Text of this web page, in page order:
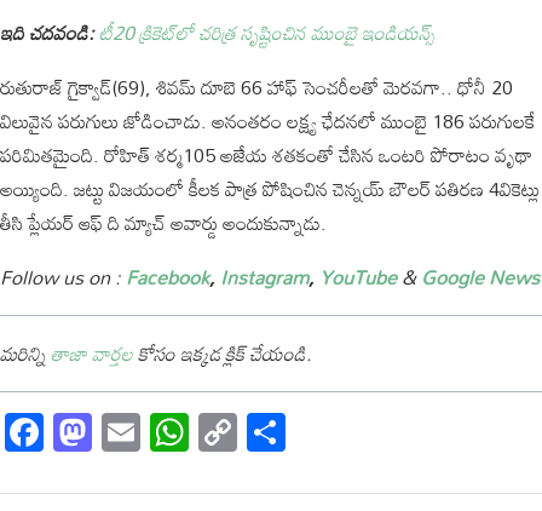
ఇది చదవండి:టీ20 క్రికెట్‌లో చ‌రిత్ర సృష్టించిన ముంబై ఇండియ‌న్స్
రుతురాజ్ గైక్వాడ్(69), శివమ్ దూబె 66 హాఫ్ సెంచరీలతో మెరవగా.. ధోనీ 20
విలువైన పరుగులు జోడించాడు. అనంతరం లక్ష్య ఛేదనలో ముంబై 186 పరుగులకే
పరిమితమైంది. రోహిత్ శర్మ105 అజేయ శతకంతో చేసిన ఒంటరి పోరాటం వృథా
అయ్యింది. జట్టు విజయంలో కీలక పాత్ర పోషించిన చెన్నయ్ బౌలర్ పతిరణ 4వికెట్లు
తీసి ప్లేయర్ ఆఫ్ ది మ్యాచ్ అవార్డు అందుకున్నాడు.
Follow us on :Facebook, Instagram, YouTube&Google News
మరిన్నితాజావార్తలకోసంఇక్కడక్లిక్చేయండి.
Facebook
Mastodon
EmailWhatsApp
Copy
Link